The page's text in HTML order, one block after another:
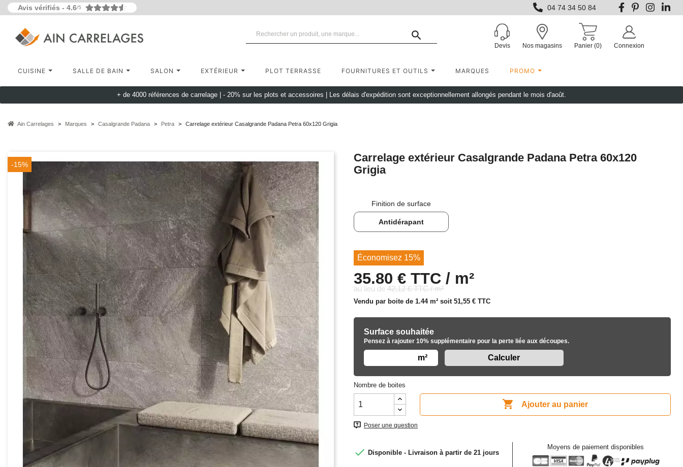
Avis vérifiés - 4.6/5 04 74 34 50 84

Devis Nos magasins Panier (0) Connexion
CUISINE SALLE DE BAIN SALON EXTÉRIEUR PLOT TERRASSE FOURNITURES ET OUTILS MARQUES PROMO
+ de 4000 références de carrelage | - 20% sur les plots et accessoires | Les délais d'expédition sont exceptionnellement allongés pendant le mois d'août.
Ain Carrelages Marques Casalgrande Padana Petra Carrelage extérieur Casalgrande Padana Petra 60x120 Grigia
Carrelage extérieur Casalgrande Padana Petra 60x120
Grigia
-15%
Finition de surface
Antidérapant
Économisez 15%
35.80 € TTC / m²
au lieu de 42.12 € TTC / m²
Vendu par boite de 1.44 m² soit 51,55 € TTC
Surface souhaitée
Pensez à rajouter 10% supplémentaire pour la perte liée aux découpes.
m²
Nombre de boites
 Ajouter au panier
Poser une question
 Disponible - Livraison à partir de 21 jours
Moyens de paiement disponibles